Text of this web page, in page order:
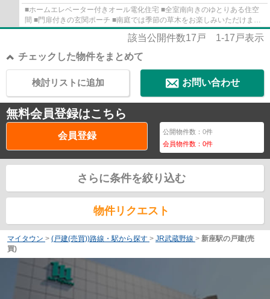
■ホームエレベーター付きオール電化住宅 ■全室南向きのゆとりある住空
間 ■門扉付きの玄関ポーチ ■南庭では季節の草木をお楽しみいただけます
■永く暮らしやすい閑静な住宅地 ■カースペ...
該当公開件数17 戸 1-17 戸表示
チェックした物件をまとめて
お問い合わせ
検討リストに追加
無料会員登録はこちら
会員登録 公開物件数：0件
会員物件数：0件
さらに条件を絞り込む
物件リクエスト
マイタウン > (戸建(売買))路線・駅から探す > JR武蔵野線 > 新座駅の戸建(売
買)